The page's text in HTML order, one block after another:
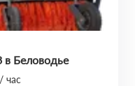
Беловодье
час